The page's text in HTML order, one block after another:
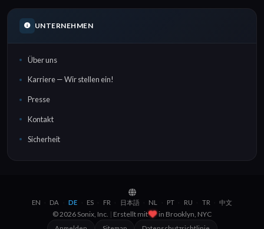
UNTERNEHMEN
Über uns
Karriere — Wir stellen ein!
Presse
Kontakt
Sicherheit
EN · DA · DE · ES · FR · 日本語 · NL · PT · RU · TR · 中文
© 2026 Sonix, Inc. | Erstellt mit in Brooklyn, NYC